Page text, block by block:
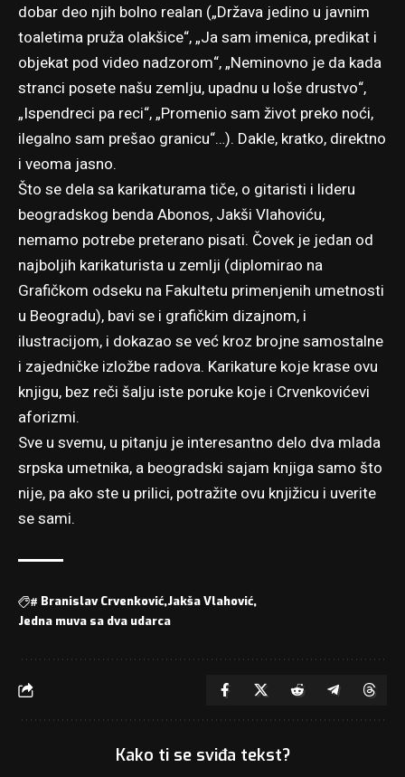
dobar deo njih bolno realan („Država jedino u javnim
toaletima pruža olakšice“, „Ja sam imenica, predikat i
objekat pod video nadzorom“, „Neminovno je da kada
stranci posete našu zemlju, upadnu u loše drustvo“,
„Ispendreci pa reci“, „Promenio sam život preko noći,
ilegalno sam prešao granicu“…). Dakle, kratko, direktno
i veoma jasno.
Što se dela sa karikaturama tiče, o gitaristi i lideru
beogradskog benda Abonos, Jakši Vlahoviću,
nemamo potrebe preterano pisati. Čovek je jedan od
najboljih karikaturista u zemlji (diplomirao na
Grafičkom odseku na Fakultetu primenjenih umetnosti
u Beogradu), bavi se i grafičkim dizajnom, i
ilustracijom, i dokazao se već kroz brojne samostalne
i zajedničke izložbe radova. Karikature koje krase ovu
knjigu, bez reči šalju iste poruke koje i Crvenkovićevi
aforizmi.
Sve u svemu, u pitanju je interesantno delo dva mlada
srpska umetnika, a beogradski sajam knjiga samo što
nije, pa ako ste u prilici, potražite ovu knjižicu i uverite
se sami.
# Branislav Crvenković Jakša Vlahović
Jedna muva sa dva udarca
Kako ti se sviđa tekst?